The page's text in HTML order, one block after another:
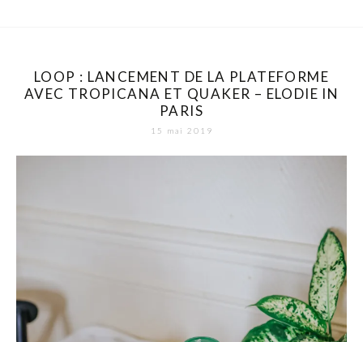
LOOP : LANCEMENT DE LA PLATEFORME
AVEC TROPICANA ET QUAKER – ELODIE IN
PARIS
15 mai 2019